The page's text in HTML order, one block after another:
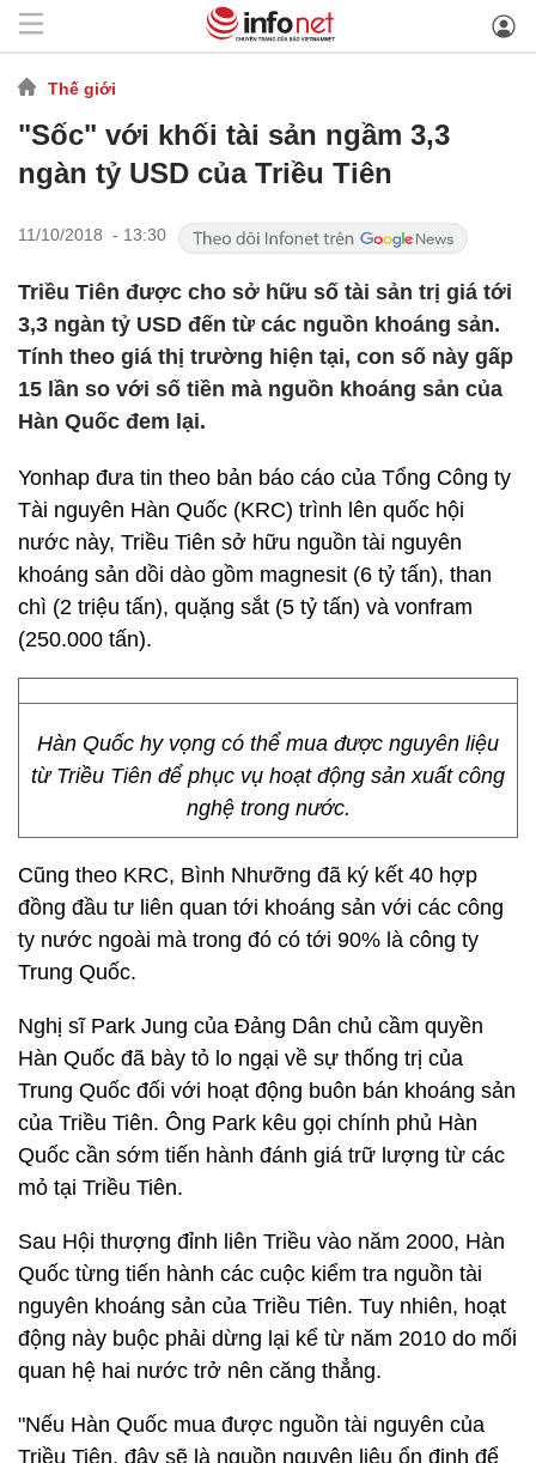
Thế giới
"Sốc" với khối tài sản ngầm 3,3
ngàn tỷ USD của Triều Tiên
11/10/2018 - 13:30
Triều Tiên được cho sở hữu số tài sản trị giá tới
3,3 ngàn tỷ USD đến từ các nguồn khoáng sản.
Tính theo giá thị trường hiện tại, con số này gấp
15 lần so với số tiền mà nguồn khoáng sản của
Hàn Quốc đem lại.
Yonhap đưa tin theo bản báo cáo của Tổng Công ty
Tài nguyên Hàn Quốc (KRC) trình lên quốc hội
nước này, Triều Tiên sở hữu nguồn tài nguyên
khoáng sản dồi dào gồm magnesit (6 tỷ tấn), than
chì (2 triệu tấn), quặng sắt (5 tỷ tấn) và vonfram
(250.000 tấn).
Hàn Quốc hy vọng có thể mua được nguyên liệu
từ Triều Tiên để phục vụ hoạt động sản xuất công
nghệ trong nước.
Cũng theo KRC, Bình Nhưỡng đã ký kết 40 hợp
đồng đầu tư liên quan tới khoáng sản với các công
ty nước ngoài mà trong đó có tới 90% là công ty
Trung Quốc.
Nghị sĩ Park Jung của Đảng Dân chủ cầm quyền
Hàn Quốc đã bày tỏ lo ngại về sự thống trị của
Trung Quốc đối với hoạt động buôn bán khoáng sản
của Triều Tiên. Ông Park kêu gọi chính phủ Hàn
Quốc cần sớm tiến hành đánh giá trữ lượng từ các
mỏ tại Triều Tiên.
Sau Hội thượng đỉnh liên Triều vào năm 2000, Hàn
Quốc từng tiến hành các cuộc kiểm tra nguồn tài
nguyên khoáng sản của Triều Tiên. Tuy nhiên, hoạt
động này buộc phải dừng lại kể từ năm 2010 do mối
quan hệ hai nước trở nên căng thẳng.
"Nếu Hàn Quốc mua được nguồn tài nguyên của
Triều Tiên, đây sẽ là nguồn nguyên liệu ổn định để